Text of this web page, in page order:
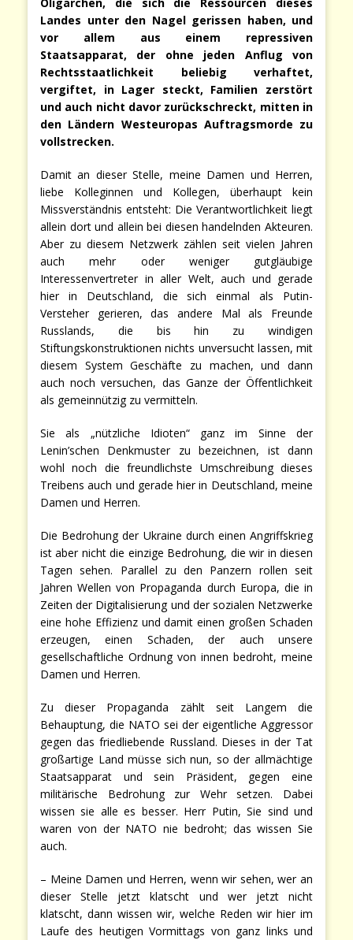
Landes unter den Nagel gerissen haben, und
vor allem aus einem repressiven
Staatsapparat, der ohne jeden Anflug von
Rechtsstaatlichkeit beliebig verhaftet,
vergiftet, in Lager steckt, Familien zerstört
und auch nicht davor zurückschreckt, mitten in
den Ländern Westeuropas Auftragsmorde zu
vollstrecken.
Damit an dieser Stelle, meine Damen und Herren,
liebe Kolleginnen und Kollegen, überhaupt kein
Missverständnis entsteht: Die Verantwortlichkeit liegt
allein dort und allein bei diesen handelnden Akteuren.
Aber zu diesem Netzwerk zählen seit vielen Jahren
auch mehr oder weniger gutgläubige
Interessenvertreter in aller Welt, auch und gerade
hier in Deutschland, die sich einmal als Putin-
Versteher gerieren, das andere Mal als Freunde
Russlands, die bis hin zu windigen
Stiftungskonstruktionen nichts unversucht lassen, mit
diesem System Geschäfte zu machen, und dann
auch noch versuchen, das Ganze der Öffentlichkeit
als gemeinnützig zu vermitteln.
Sie als „nützliche Idioten“ ganz im Sinne der
Lenin’schen Denkmuster zu bezeichnen, ist dann
wohl noch die freundlichste Umschreibung dieses
Treibens auch und gerade hier in Deutschland, meine
Damen und Herren.
Die Bedrohung der Ukraine durch einen Angriffskrieg
ist aber nicht die einzige Bedrohung, die wir in diesen
Tagen sehen. Parallel zu den Panzern rollen seit
Jahren Wellen von Propaganda durch Europa, die in
Zeiten der Digitalisierung und der sozialen Netzwerke
eine hohe Effizienz und damit einen großen Schaden
erzeugen, einen Schaden, der auch unsere
gesellschaftliche Ordnung von innen bedroht, meine
Damen und Herren.
Zu dieser Propaganda zählt seit Langem die
Behauptung, die NATO sei der eigentliche Aggressor
gegen das friedliebende Russland. Dieses in der Tat
großartige Land müsse sich nun, so der allmächtige
Staatsapparat und sein Präsident, gegen eine
militärische Bedrohung zur Wehr setzen. Dabei
wissen sie alle es besser. Herr Putin, Sie sind und
waren von der NATO nie bedroht; das wissen Sie
auch.
– Meine Damen und Herren, wenn wir sehen, wer an
dieser Stelle jetzt klatscht und wer jetzt nicht
klatscht, dann wissen wir, welche Reden wir hier im
Laufe des heutigen Vormittags von ganz links und